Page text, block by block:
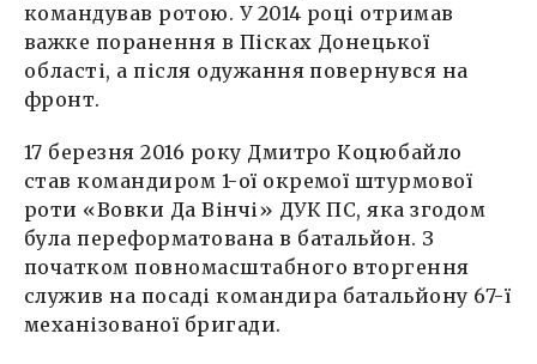
командував ротою. У 2014 році отримав
важке поранення в Пісках Донецької
області, а після одужання повернувся на
фронт.
17 березня 2016 року Дмитро Коцюбайло
став командиром 1-ої окремої штурмової
роти «Вовки Да Вінчі» ДУК ПС, яка згодом
була переформатована в батальйон. З
початком повномасштабного вторгення
служив на посаді командира батальйону 67-ї
механізованої бригади.